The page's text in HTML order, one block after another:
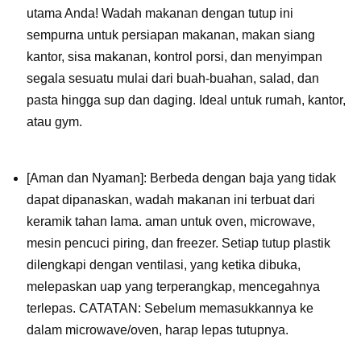
utama Anda! Wadah makanan dengan tutup ini
sempurna untuk persiapan makanan, makan siang
kantor, sisa makanan, kontrol porsi, dan menyimpan
segala sesuatu mulai dari buah-buahan, salad, dan
pasta hingga sup dan daging. Ideal untuk rumah, kantor,
atau gym.
[Aman dan Nyaman]: Berbeda dengan baja yang tidak
dapat dipanaskan, wadah makanan ini terbuat dari
keramik tahan lama. aman untuk oven, microwave,
mesin pencuci piring, dan freezer. Setiap tutup plastik
dilengkapi dengan ventilasi, yang ketika dibuka,
melepaskan uap yang terperangkap, mencegahnya
terlepas. CATATAN: Sebelum memasukkannya ke
dalam microwave/oven, harap lepas tutupnya.